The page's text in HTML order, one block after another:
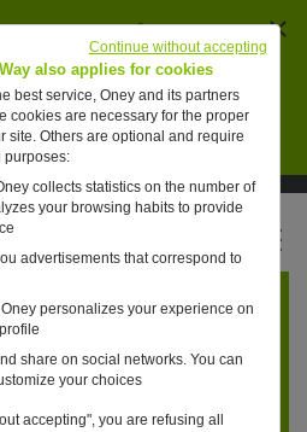
de Oney pour vendre de
financiers.
En savoir plus
sur LinkedIn
Oney sur YouTubeVoir les articles #oneday
also applies for cookies
best service, Oney and its partners
cookies are necessary for the proper
site. Others are optional and require
purposes:
collects statistics on the number of
your browsing habits to provide
advertisements that correspond to
personalizes your experience on
share on social networks. You can
your choices
accepting", you are refusing all
Continue without accepting